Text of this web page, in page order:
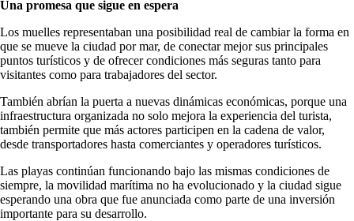
Una promesa que sigue en espera
Los muelles representaban una posibilidad real de cambiar la forma en
que se mueve la ciudad por mar, de conectar mejor sus principales
puntos turísticos y de ofrecer condiciones más seguras tanto para
visitantes como para trabajadores del sector.
También abrían la puerta a nuevas dinámicas económicas, porque una
infraestructura organizada no solo mejora la experiencia del turista,
también permite que más actores participen en la cadena de valor,
desde transportadores hasta comerciantes y operadores turísticos.
Las playas continúan funcionando bajo las mismas condiciones de
siempre, la movilidad marítima no ha evolucionado y la ciudad sigue
esperando una obra que fue anunciada como parte de una inversión
importante para su desarrollo.